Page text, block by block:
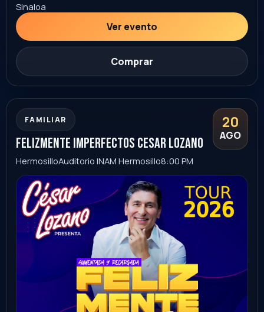
tiorober stand up
Hermosillo 9:00 PM
AGO